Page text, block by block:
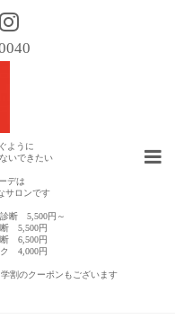
ように
いできたい
デは
サロンです
断 5,500円～
5,500円
6,500円
4,000円
割のクーポンもございます